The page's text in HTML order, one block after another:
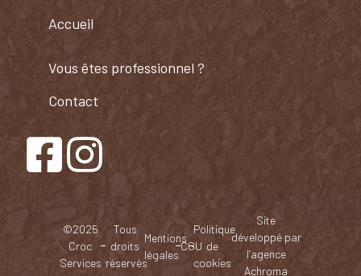
Accueil
Vous êtes professionnel ?​
Contact
©2025
Croc
Services
Tous
droits
réservés
Mentions
légales
CGU
Politique
de
cookies
Site
développé par
l’agence
Achroma